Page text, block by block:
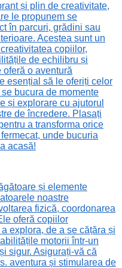
și plin de creativitate,
le propunem se
în parcuri, grădini sau
Acestea sunt un
copiilor,
de echilibru și
o aventură
esențial să le oferiți celor
bucura de momente
și explorare cu ajutorul
de încredere. Plasați
a transforma orice
unde bucuria
acasă!
și elemente
noastre
fizică, coordonarea
oferă copiilor
explora, de a se cățăra și
motorii într-un
sigur. Asigurați-vă că
aventura și stimularea de